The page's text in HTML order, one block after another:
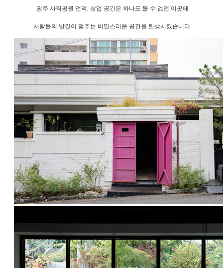
광주 사직공원 언덕, 상업 공간은 하나도 볼 수 없던 이곳에
사람들의 발길이 멈추는 비밀스러운 공간을 탄생시켰습니다.